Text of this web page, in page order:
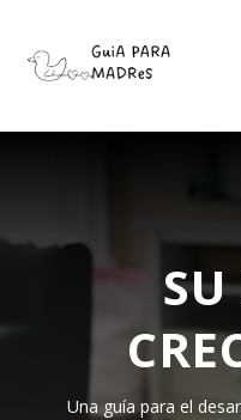
Una guía para el